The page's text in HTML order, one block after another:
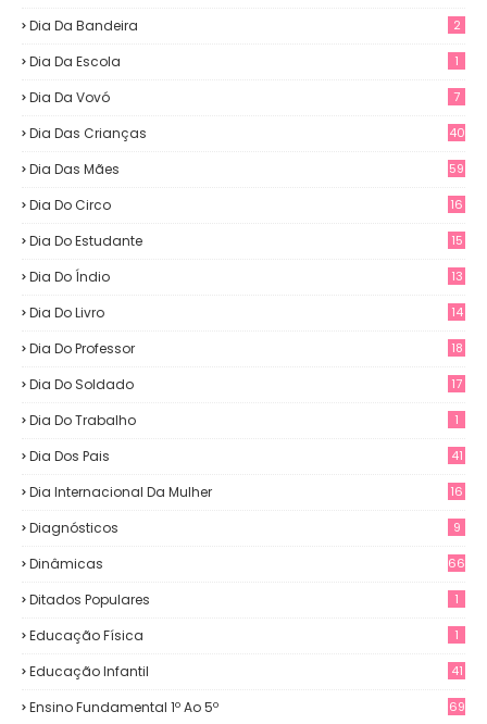
Dia Da Bandeira 2
Dia Da Escola 1
Dia Da Vovó 7
Dia Das Crianças 40
Dia Das Mães 59
Dia Do Circo 16
Dia Do Estudante 15
Dia Do Índio 13
Dia Do Livro 14
Dia Do Professor 18
Dia Do Soldado 17
Dia Do Trabalho 1
Dia Dos Pais 41
Dia Internacional Da Mulher 16
Diagnósticos 9
Dinâmicas 66
Ditados Populares 1
Educação Física 1
Educação Infantil 41
Ensino Fundamental 1º Ao 5º 69